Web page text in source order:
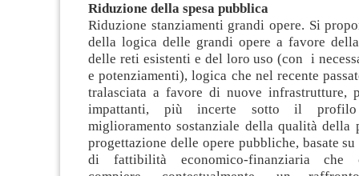
Riduzione della spesa pubblica
Riduzione stanziamenti grandi opere. Si
della logica delle grandi opere a favore
delle reti esistenti e del loro uso (con i
e potenziamenti), logica che nel recente
tralasciata a favore di nuove infrastrutture,
impattanti, più incerte sotto il
miglioramento sostanziale della qualità della
progettazione delle opere pubbliche, basate
di fattibilità economico-finanziaria che